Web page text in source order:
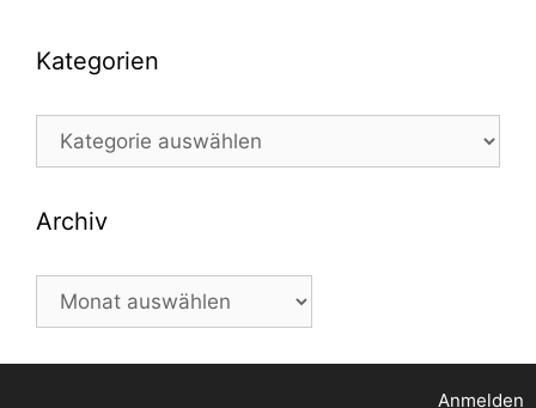
Kategorien
Kategorien
Archiv
Archiv
Anmelden